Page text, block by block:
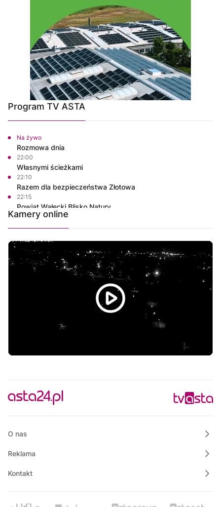
Program TV ASTA
Na żywo
Rozmowa dnia
22:00
Własnymi ścieżkami
22:10
Razem dla bezpieczeństwa Złotowa
22:15
Powiat Wałecki Blisko Natury
22:35
Wielkopolska na Weekend
Rozmowa dnia
Kamery online
O nas
Reklama
Kontakt